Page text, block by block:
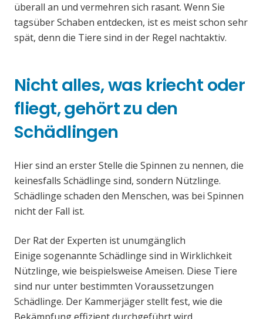
überall an und vermehren sich rasant. Wenn Sie
tagsüber Schaben entdecken, ist es meist schon sehr
spät, denn die Tiere sind in der Regel nachtaktiv.
Nicht alles, was kriecht oder
fliegt, gehört zu den
Schädlingen
Hier sind an erster Stelle die Spinnen zu nennen, die
keinesfalls Schädlinge sind, sondern Nützlinge.
Schädlinge schaden den Menschen, was bei Spinnen
nicht der Fall ist.
Der Rat der Experten ist unumgänglich
Einige sogenannte Schädlinge sind in Wirklichkeit
Nützlinge, wie beispielsweise Ameisen. Diese Tiere
sind nur unter bestimmten Voraussetzungen
Schädlinge. Der Kammerjäger stellt fest, wie die